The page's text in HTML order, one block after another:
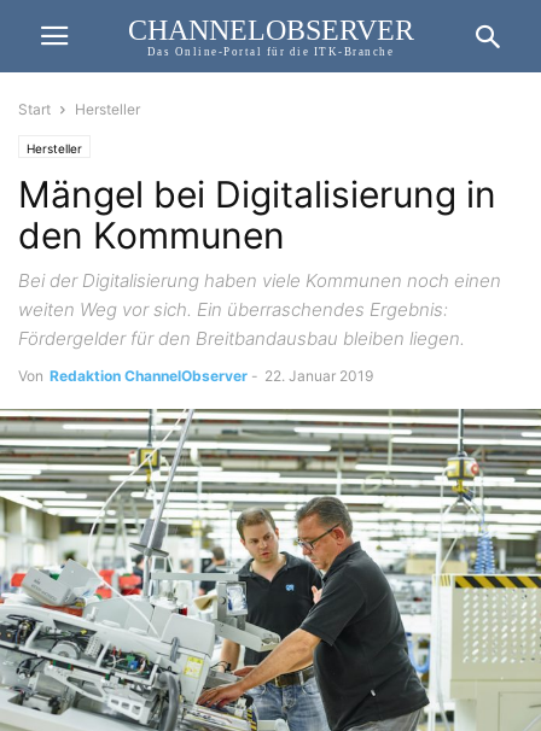
CHANNELOBSERVER
Das Online-Portal für die ITK-Branche
Start Hersteller
Hersteller
Mängel bei Digitalisierung in
den Kommunen
Bei der Digitalisierung haben viele Kommunen noch einen
weiten Weg vor sich. Ein überraschendes Ergebnis:
Fördergelder für den Breitbandausbau bleiben liegen.
Von Redaktion ChannelObserver - 22. Januar 2019